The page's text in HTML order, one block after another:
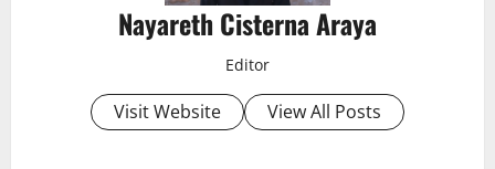
Nayareth Cisterna Araya
Editor
Visit Website View All Posts